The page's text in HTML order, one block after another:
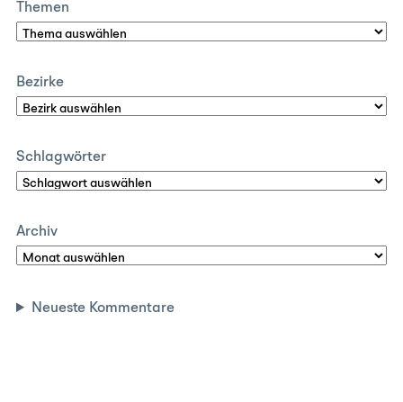
Themen
Bezirke
Schlagwörter
Archiv
Neueste Kommentare